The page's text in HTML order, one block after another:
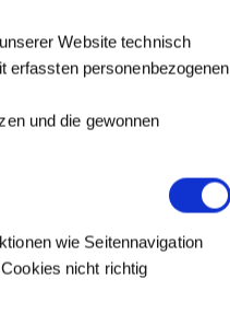
Website technisch
erfassten personenbezogenen
und die gewonnen
wie Seitennavigation
nicht richtig